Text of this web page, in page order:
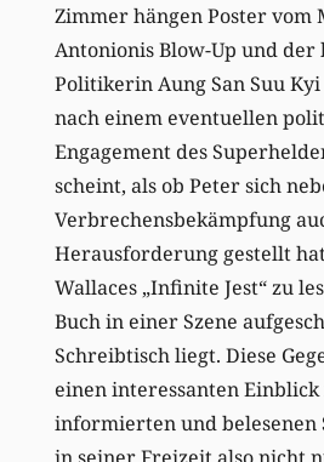
Zimmer hängen Poster vom
Antonionis Blow-Up und der
Politikerin Aung San Suu Kyi
nach einem eventuellen
Engagement des
scheint, als ob Peter sich
Verbrechensbekämpfung
Herausforderung gestellt
Wallaces „Infinite Jest“ zu
Buch in einer Szene
Schreibtisch liegt. Diese
einen interessanten
informierten und belesenen